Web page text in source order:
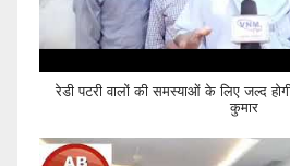
रेडी पटरी वालों की समस्याओं के लिए जल्द
कुमार